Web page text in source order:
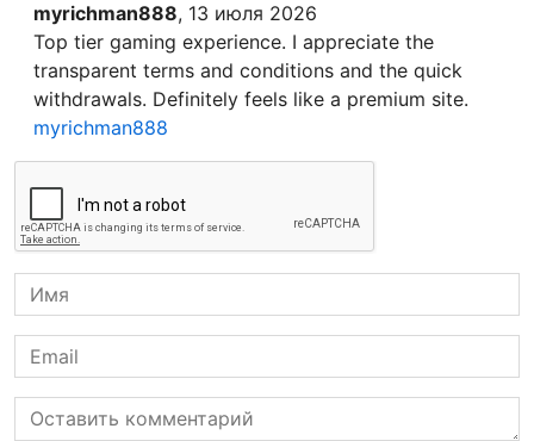
myrichman888, 13 июля 2026
Top tier gaming experience. I appreciate the
transparent terms and conditions and the quick
withdrawals. Definitely feels like a premium site.
myrichman888